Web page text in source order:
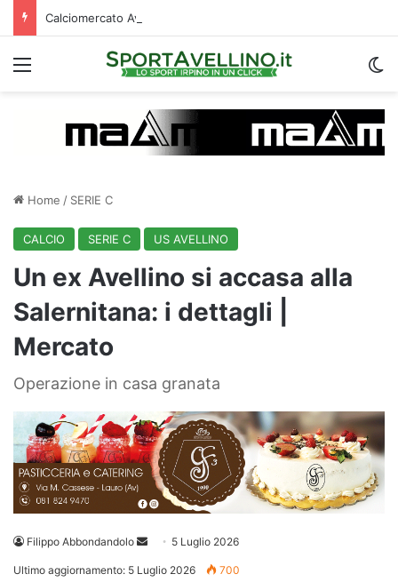
Menu
Home / SERIE C
CALCIO SERIE C US AVELLINO
Un ex Avellino si accasa alla
Salernitana: i dettagli |
Mercato
Operazione in casa granata
Filippo Abbondandolo
Invia 5 Luglio 2026
Ultimo aggiornamento: 5 Luglio 2026 700